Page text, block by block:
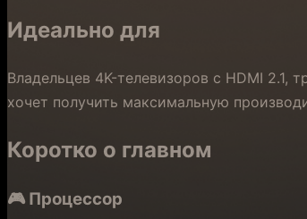
Идеально для
Владельцев 4K-телевизоров с HDMI 2.1,
хочет получить максимальную
Коротко о главном
🎮 Процессор